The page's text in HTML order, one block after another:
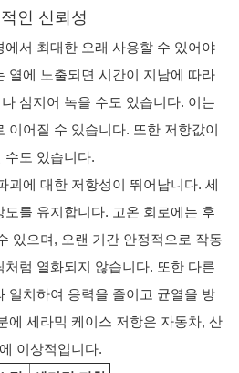
인 신뢰성
서 최대한 오래 사용할 수 있어야
열에 노출되면 시간이 지남에 따라
심지어 녹을 수도 있습니다. 이는
이어질 수 있습니다. 또한 저항값이
수도 있습니다.
괴에 대한 저항성이 뛰어납니다. 세
를 유지합니다. 고온 회로에는 후
있으며, 오랜 기간 안정적으로 작동
럼 열화되지 않습니다. 또한 다른
일치하여 응력을 줄이고 균열을 방
에 세라믹 케이스 저항은 자동차, 산
이상적입니다.